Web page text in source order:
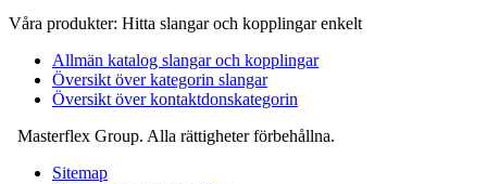
Våra produkter: Hitta slangar och kopplingar enkelt
Allmän katalog slangar och kopplingar
Översikt över kategorin slangar
Översikt över kontaktdonskategorin
Masterflex Group. Alla rättigheter förbehållna.
Sitemap